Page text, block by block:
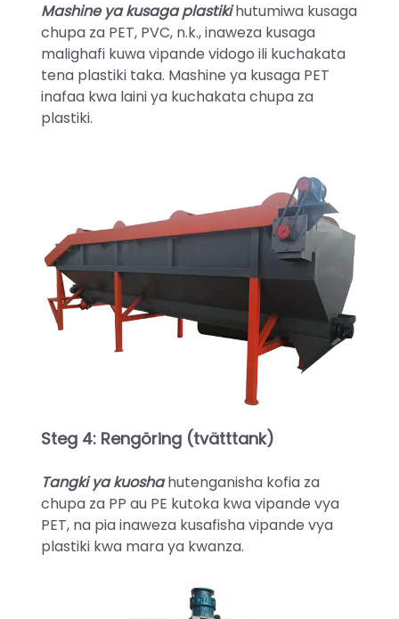
Mashine ya kusaga plastikihutumiwa kusaga
chupa za PET, PVC, n.k., inaweza kusaga
malighafi kuwa vipande vidogo ili kuchakata
tena plastiki taka. Mashine ya kusaga PET
inafaa kwa laini ya kuchakata chupa za
plastiki.
Steg 4: Rengöring (tvätttank)
Tangki ya kuoshahutenganisha kofia za
chupa za PP au PE kutoka kwa vipande vya
PET, na pia inaweza kusafisha vipande vya
plastiki kwa mara ya kwanza.